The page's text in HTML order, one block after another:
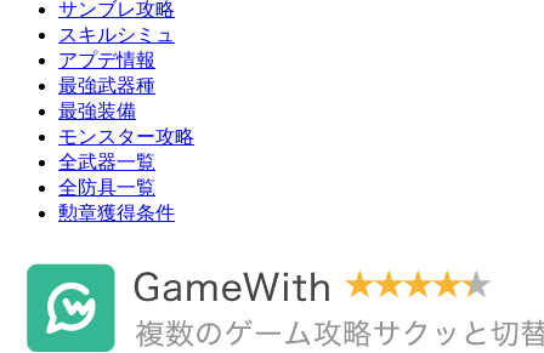
サンブレ攻略
スキルシミュ
アプデ情報
最強武器種
最強装備
モンスター攻略
全武器一覧
全防具一覧
勲章獲得条件